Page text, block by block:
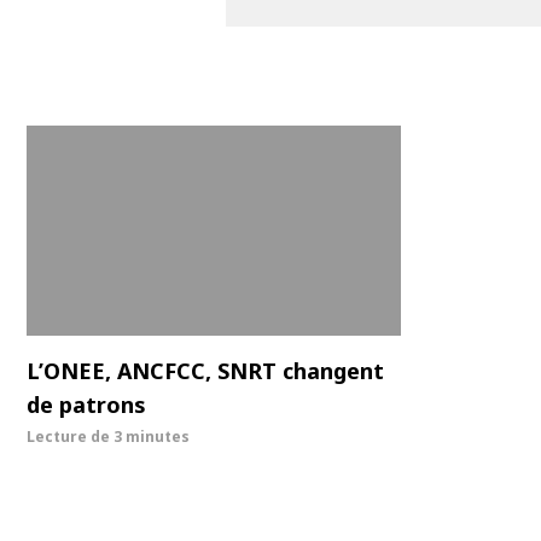
L’ONEE, ANCFCC, SNRT changent
de patrons
Lecture de 3 minutes